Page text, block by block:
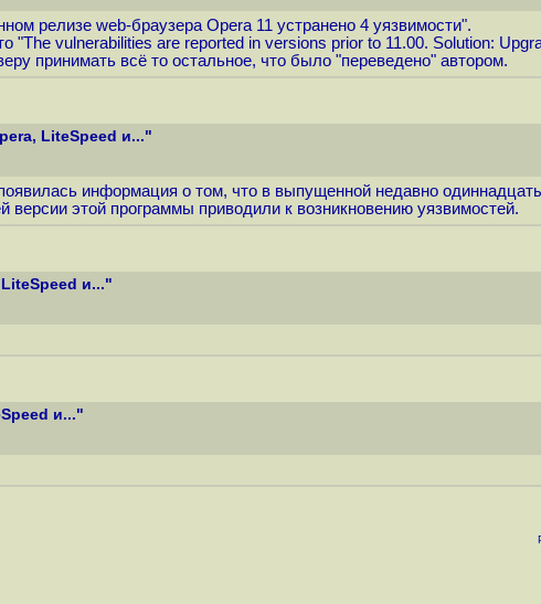
релизе web-браузера Opera 11 устранено 4 уязвимости".
"The vulnerabilities are reported in versions prior to 11.00. Solution:
принимать всё то остальное, что было "переведено" автором.
LiteSpeed и..."
информация о том, что в выпущенной недавно
этой программы приводили к возникновению уязвимостей.
LiteSpeed и..."
и..."